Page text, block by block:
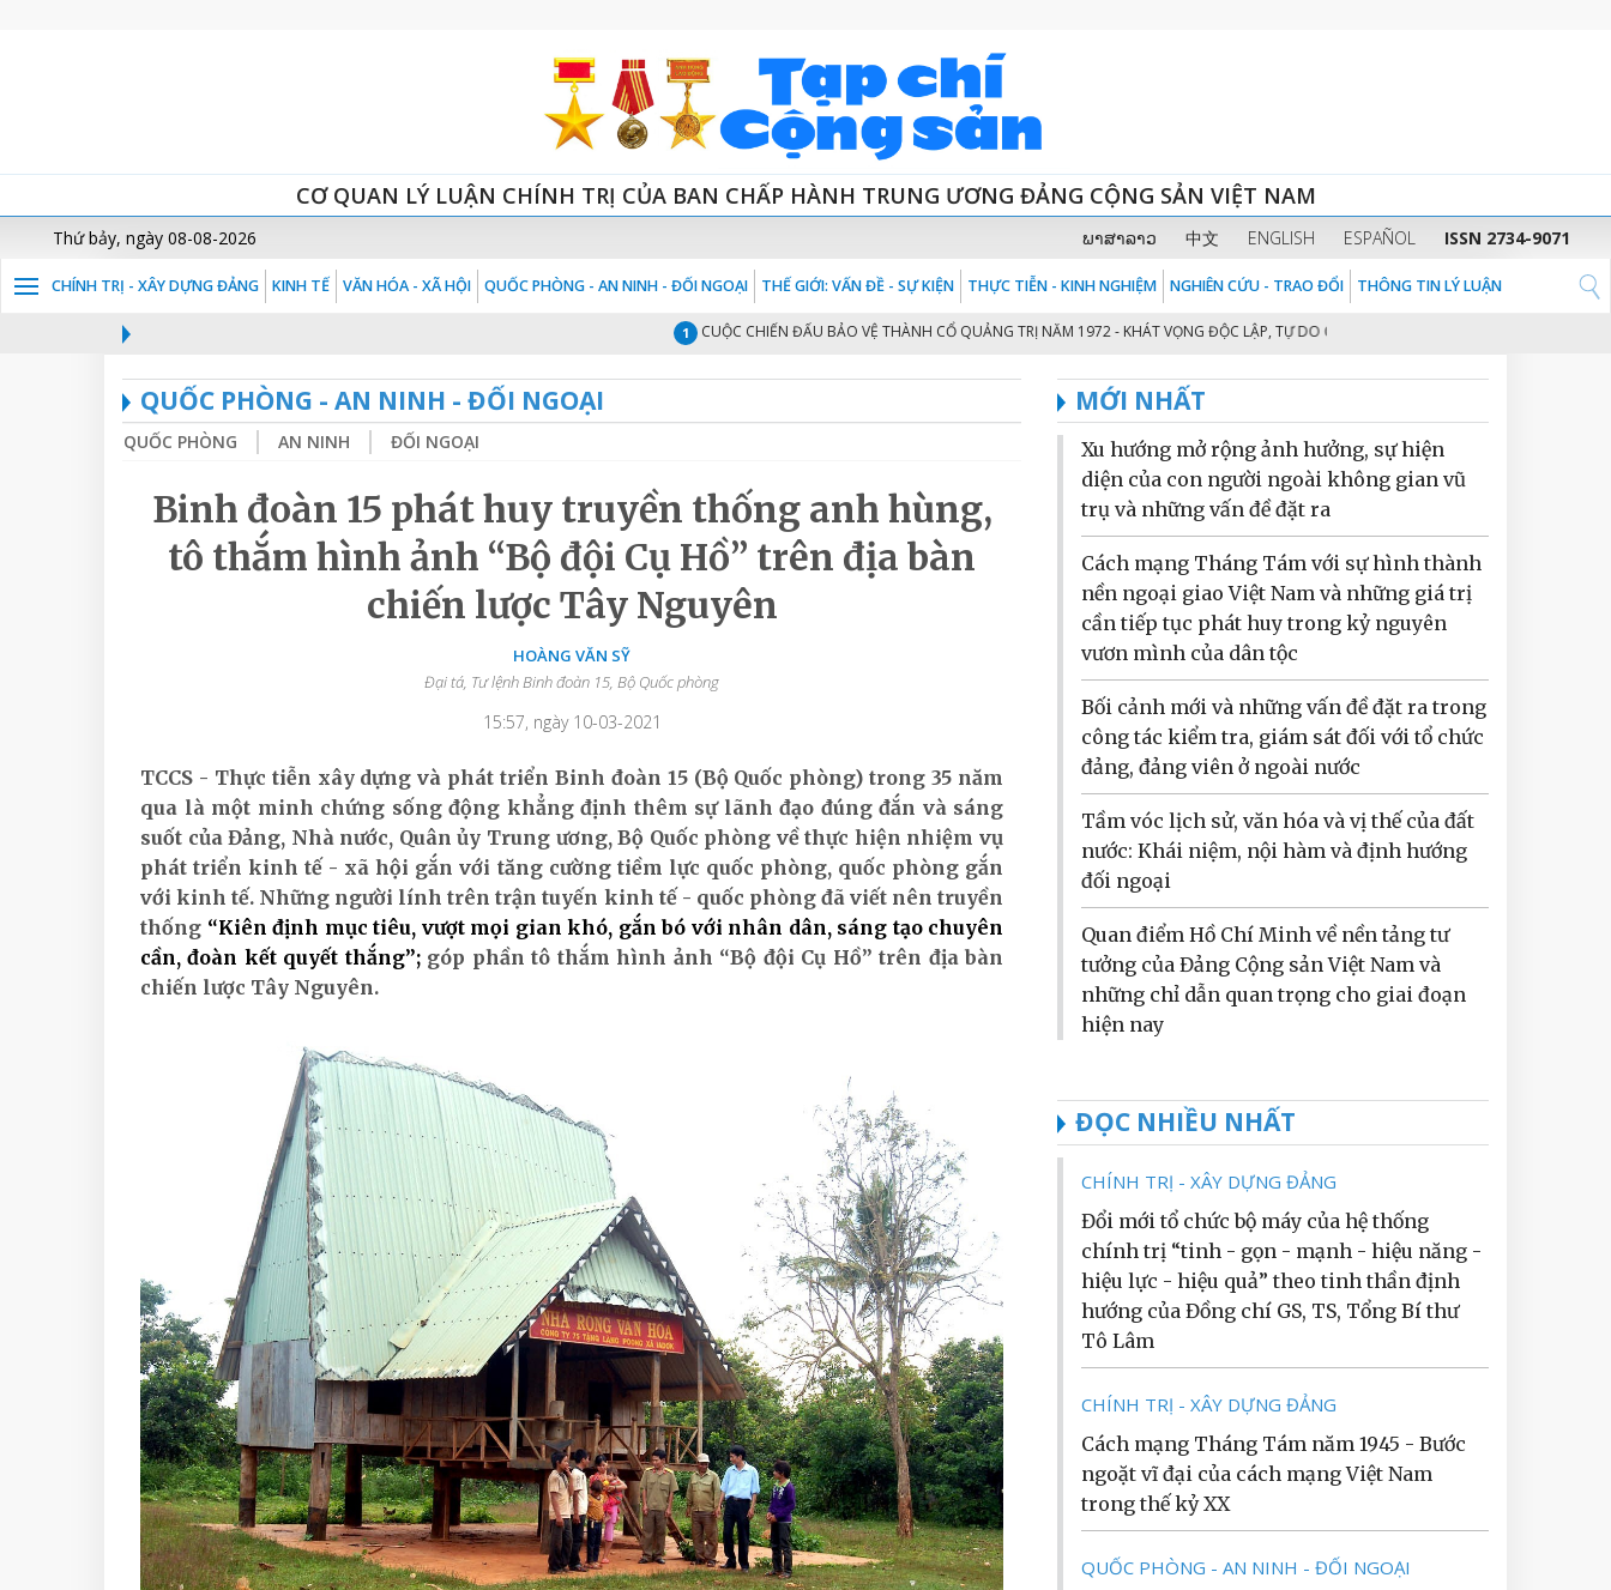
CƠ QUAN LÝ LUẬN CHÍNH TRỊ CỦA BAN CHẤP HÀNH TRUNG ƯƠNG ĐẢNG CỘNG SẢN VIỆT NAM
Thứ bảy, ngày 08-08-2026 ພາສາລາວ 中文 ENGLISH ESPAÑOL ISSN 2734-9071
CHÍNH TRỊ - XÂY DỰNG ĐẢNG KINH TẾ VĂN HÓA - XÃ HỘI QUỐC PHÒNG - AN NINH - ĐỐI NGOẠI THẾ GIỚI: VẤN ĐỀ - SỰ KIỆN THỰC TIỄN - KINH NGHIỆM NGHIÊN CỨU - TRAO ĐỔI THÔNG TIN LÝ LUẬN
CUỘC CHIẾN ĐẤU BẢO VỆ THÀNH CỔ QUẢNG TRỊ NĂM 1972 - KHÁT VỌNG ĐỘC LẬP, TỰ DO CỦA DÂN TỘC VIỆT NAM
QUỐC PHÒNG - AN NINH - ĐỐI NGOẠI
QUỐC PHÒNG AN NINH ĐỐI NGOẠI
Binh đoàn 15 phát huy truyền thống anh hùng,
tô thắm hình ảnh “Bộ đội Cụ Hồ” trên địa bàn
chiến lược Tây Nguyên
HOÀNG VĂN SỸ
Đại tá, Tư lệnh Binh đoàn 15, Bộ Quốc phòng
15:57, ngày 10-03-2021
TCCS - Thực tiễn xây dựng và phát triển Binh đoàn 15 (Bộ Quốc phòng) trong 35 năm
qua là một minh chứng sống động khẳng định thêm sự lãnh đạo đúng đắn và sáng
suốt của Đảng, Nhà nước, Quân ủy Trung ương, Bộ Quốc phòng về thực hiện nhiệm vụ
phát triển kinh tế - xã hội gắn với tăng cường tiềm lực quốc phòng, quốc phòng gắn
với kinh tế. Những người lính trên trận tuyến kinh tế - quốc phòng đã viết nên truyền
thống “Kiên định mục tiêu, vượt mọi gian khó, gắn bó với nhân dân, sáng tạo chuyên
cần, đoàn kết quyết thắng”; góp phần tô thắm hình ảnh “Bộ đội Cụ Hồ” trên địa bàn
chiến lược Tây Nguyên.
MỚI NHẤT
Xu hướng mở rộng ảnh hưởng, sự hiện
diện của con người ngoài không gian vũ
trụ và những vấn đề đặt ra
Cách mạng Tháng Tám với sự hình thành
nền ngoại giao Việt Nam và những giá trị
cần tiếp tục phát huy trong kỷ nguyên
vươn mình của dân tộc
Bối cảnh mới và những vấn đề đặt ra trong
công tác kiểm tra, giám sát đối với tổ chức
đảng, đảng viên ở ngoài nước
Tầm vóc lịch sử, văn hóa và vị thế của đất
nước: Khái niệm, nội hàm và định hướng
đối ngoại
Quan điểm Hồ Chí Minh về nền tảng tư
tưởng của Đảng Cộng sản Việt Nam và
những chỉ dẫn quan trọng cho giai đoạn
hiện nay
ĐỌC NHIỀU NHẤT
CHÍNH TRỊ - XÂY DỰNG ĐẢNG
Đổi mới tổ chức bộ máy của hệ thống
chính trị “tinh - gọn - mạnh - hiệu năng -
hiệu lực - hiệu quả” theo tinh thần định
hướng của Đồng chí GS, TS, Tổng Bí thư
Tô Lâm
CHÍNH TRỊ - XÂY DỰNG ĐẢNG
Cách mạng Tháng Tám năm 1945 - Bước
ngoặt vĩ đại của cách mạng Việt Nam
trong thế kỷ XX
QUỐC PHÒNG - AN NINH - ĐỐI NGOẠI